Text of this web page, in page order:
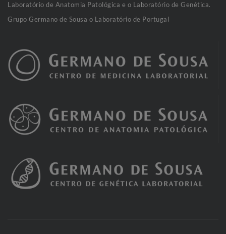
Laboratório de Anatomia Patológica e o Laboratório de Genética.
Grupo Germano de Sousa o Laboratório de Portugal